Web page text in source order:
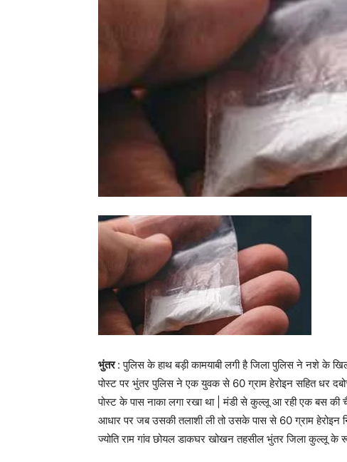
भुंतर: पुलिस के हाथ बड़ी कामयाबी लगी है जिला पुलिस ने नशे के
पोस्ट पर भुंतर पुलिस ने एक युवक से 60 ग्राम हेरोइन सहित धर
पोस्ट के पास नाका लगा रखा था | मंडी से कुल्लू आ रही एक बस
आधार पर जब उसकी तलाशी ली तो उसके पास से 60 ग्राम हेरोइन
ज्योति राम गांव छोयल डाकघर खोखन तहसील भुंतर जिला कुल्लू के